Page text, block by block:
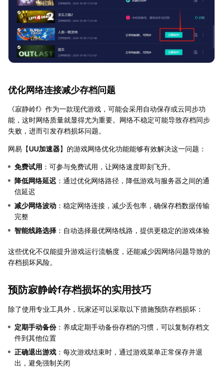
优化网络连接减少存档问题
《寂静岭f》作为一款现代游戏，可能会采用自动保存或云同步功
能，这时网络质量就显得尤为重要。网络不稳定可能导致存档同步
失败，进而引发存档损坏问题。
网易【UU加速器】的游戏网络优化功能能够有效解决这一问题：
免费试用 ：可参与免费试用，让网络速度即刻飞升。
降低网络延迟 ：通过优化网络路径，降低游戏与服务器之间的通
信延迟
减少网络波动 ：稳定网络连接，减少丢包率，确保存档数据传输
完整
智能线路选择 ：自动选择最优网络线路，提供更稳定的游戏体验
这些优化不仅能提升游戏运行流畅度，还能减少因网络问题导致的
存档损坏风险。
预防寂静岭f存档损坏的实用技巧
除了使用专业工具外，玩家还可以采取以下措施预防存档损坏：
定期手动备份：养成定期手动备份存档的习惯，可以复制存档文
件到其他位置
正确退出游戏 ：每次游戏结束时，通过游戏菜单正常保存并退
出，避免强制关闭